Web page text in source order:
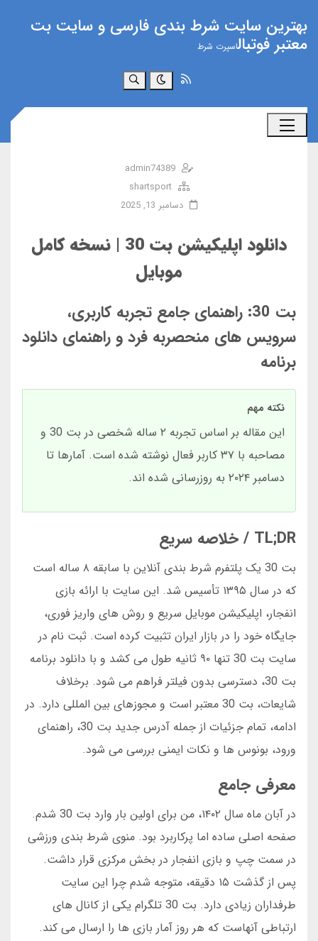
بهترین سایت شرط بندی فارسی و سایت بت
معتبر فوتبالاسپرت شرط
جستجو
admin74389
shartsport
دسامبر 13, 2025
دانلود اپلیکیشن بت 30 | نسخه کامل
موبایل
بت 30: راهنمای جامع تجربه کاربری،
سرویس های منحصربه فرد و راهنمای دانلود
برنامه
نکته مهم
این مقاله بر اساس تجربه ۲ ساله شخصی در بت 30 و
مصاحبه با ۳۷ کاربر فعال نوشته شده است. آمارها تا
دسامبر ۲۰۲۴ به روزرسانی شده اند.
TL;DR / خلاصه سریع
بت 30 یک پلتفرم شرط بندی آنلاین با سابقه ۸ ساله است
که در سال ۱۳۹۵ تأسیس شد. این سایت با ارائه بازی
انفجار، اپلیکیشن موبایل سریع و روش های واریز فوری،
جایگاه خود را در بازار ایران تثبیت کرده است. ثبت نام در
سایت بت 30 تنها ۹۰ ثانیه طول می کشد و با دانلود برنامه
بت 30، دسترسی بدون فیلتر فراهم می شود. برخلاف
شایعات، بت 30 معتبر است و مجوزهای بین المللی دارد. در
ادامه، تمام جزئیات از جمله آدرس جدید بت 30، راهنمای
ورود، بونوس ها و نکات ایمنی بررسی می شود.
معرفی جامع
در آبان ماه سال ۱۴۰۲، من برای اولین بار وارد بت 30 شدم.
صفحه اصلی ساده اما پرکاربرد بود. منوی شرط بندی ورزشی
در سمت چپ و بازی انفجار در بخش مرکزی قرار داشت.
پس از گذشت ۱۵ دقیقه، متوجه شدم چرا این سایت
طرفداران زیادی دارد. بت 30 تلگرام یکی از کانال های
ارتباطی آنهاست که هر روز آمار بازی ها را ارسال می کند.